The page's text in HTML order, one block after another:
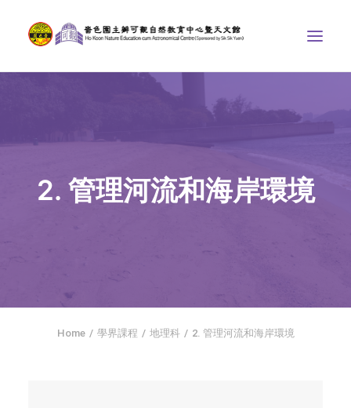
博物天地
SEARCH
2. 管理河流和海岸環境
Home 學界課程 地理科 2. 管理河流和海岸環境